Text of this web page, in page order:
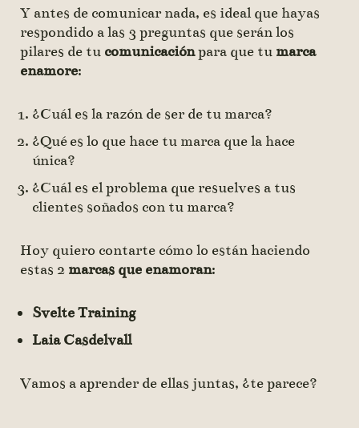
Y antes de comunicar nada, es ideal que hayas
respondido a las 3 preguntas que serán los
pilares de tu comunicaciónpara que tu marca
enamore:
¿Cuál es la razón de ser de tu marca?
¿Qué es lo que hace tu marca que la hace
única?
¿Cuál es el problema que resuelves a tus
clientes soñados con tu marca?
Hoy quiero contarte cómo lo están haciendo
estas 2 marcas que enamoran:
Svelte Training
Laia Casdelvall
Vamos a aprender de ellas juntas, ¿te parece?